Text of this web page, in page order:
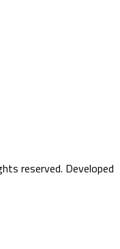
reserved. Developed